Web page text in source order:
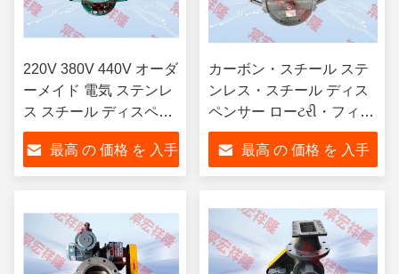
220V 380V 440V オーダ
ーメイド 電気 ステンレ
ス スチール ディスペン
サー パンエムティック
ローータリー バルブ
最高 の 価格 を 入手
カーボン・スチール ステ
ンレス・スチール ディス
ペンサー ローટરી・フィッ
ダー・バルブ カスタム 電
気・空気最高 の 価格 を 入手